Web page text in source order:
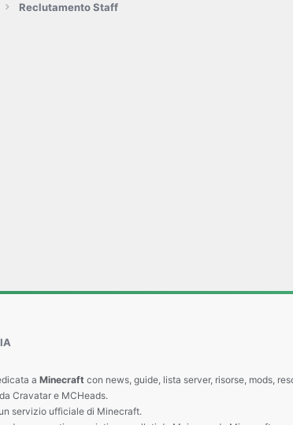
Reclutamento Staff
a Minecraft con news, guide, lista server, risorse, mods,
Cravatar e MCHeads.
servizio ufficiale di Minecraft.